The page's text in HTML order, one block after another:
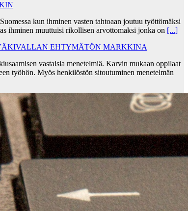
kun ihminen vasten tahtoaan joutuu työttömäksi
ihminen muuttuisi rikollisen arvottomaksi jonka on [...]
EHTYMÄTÖN MARKKINA
vastaisia menetelmiä. Karvin mukaan oppilaat
työhön. Myös henkilöstön sitoutuminen menetelmän